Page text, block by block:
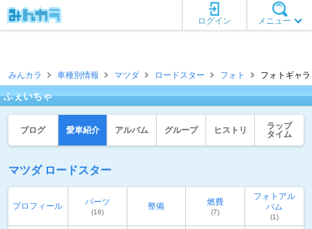
メニュー
ログイン
みんカラ 車種別情報 マツダ ロードスター フォト フォトギャ
ふぇいちゃ
ブログ 愛車紹介 アルバム グループ ヒストリ
ラップ
タイム
マツダ ロードスター
プロフィール パーツ
(16)
整備 燃費
(7)
フォトアル
バム
(1)